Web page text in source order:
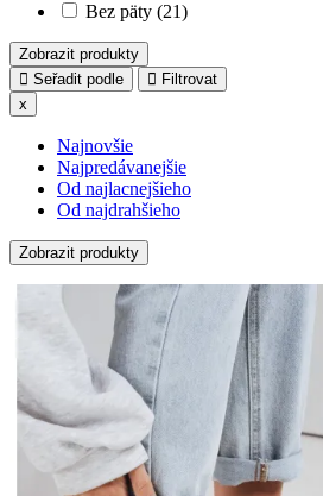
Bez päty (21)
Zobrazit produkty
Seřadit podle
Filtrovat
x
Najnovšie
Najpredávanejšie
Od najlacnejšieho
Od najdrahšieho
Zobrazit produkty